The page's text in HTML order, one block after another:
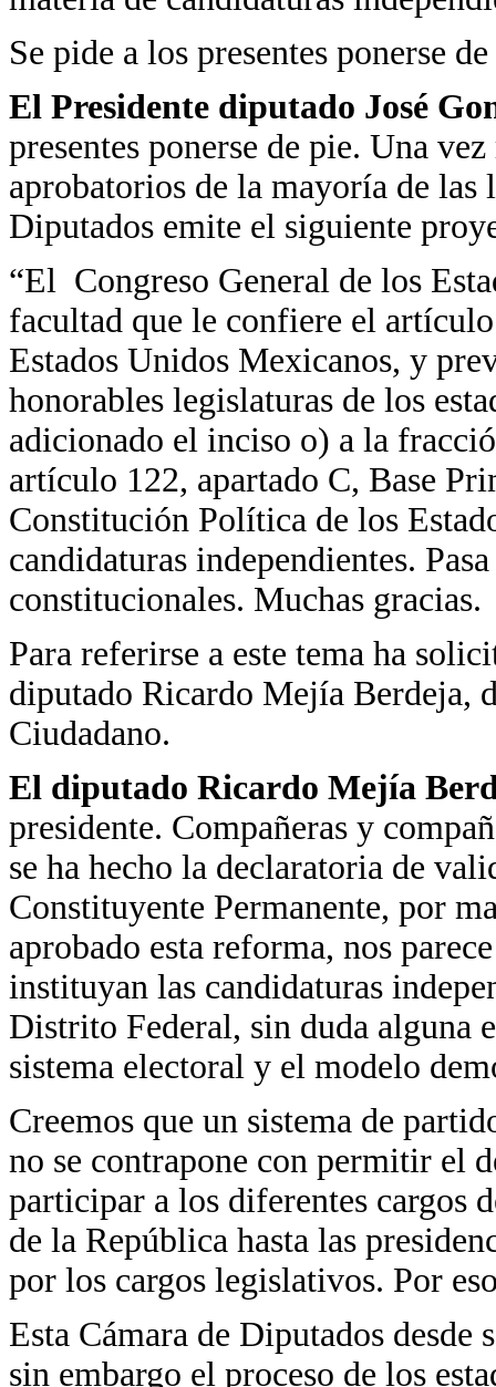
Se pide a los presentes ponerse
El Presidente diputado José
presentes ponerse de pie. Una
aprobatorios de la mayoría de las
Diputados emite el siguiente
“El Congreso General de los
facultad que le confiere el
Estados Unidos Mexicanos, y
honorables legislaturas de los
adicionado el inciso o) a la
artículo 122, apartado C, Base
Constitución Política de los
candidaturas independientes.
constitucionales. Muchas gracias.
Para referirse a este tema ha
diputado Ricardo Mejía Berdeja,
Ciudadano.
El diputado Ricardo Mejía
presidente. Compañeras y
se ha hecho la declaratoria de
Constituyente Permanente, por
aprobado esta reforma, nos
instituyan las candidaturas
Distrito Federal, sin duda alguna
sistema electoral y el modelo
Creemos que un sistema de
no se contrapone con permitir el
participar a los diferentes cargos
de la República hasta las
por los cargos legislativos. Por
Esta Cámara de Diputados desde
sin embargo el proceso de los